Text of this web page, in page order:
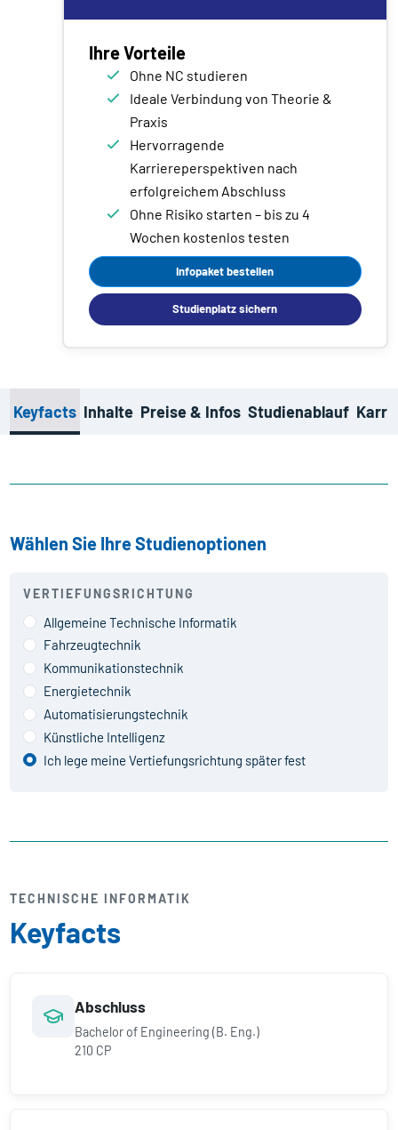
Ihre Vorteile
Ohne NC studieren
Ideale Verbindung von Theorie &
Praxis
Hervorragende
Karriereperspektiven nach
erfolgreichem Abschluss
Ohne Risiko starten – bis zu 4
Wochen kostenlos testen
Infopaket bestellen
Studienplatz sichern
Keyfacts Inhalte Preise & Infos Studienablauf
Wählen Sie Ihre Studienoptionen
VERTIEFUNGSRICHTUNG
Allgemeine Technische Informatik
Fahrzeugtechnik
Kommunikationstechnik
Energietechnik
Automatisierungstechnik
Künstliche Intelligenz
Ich lege meine Vertiefungsrichtung später fest
TECHNISCHE INFORMATIK
Keyfacts
Abschluss
Bachelor of Engineering (B. Eng.)
210 CP